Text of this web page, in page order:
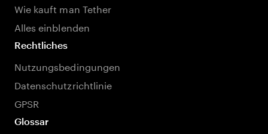
Wie kauft man Tether
Alles einblenden
Rechtliches
Nutzungsbedingungen
Datenschutzrichtlinie
GPSR
Glossar